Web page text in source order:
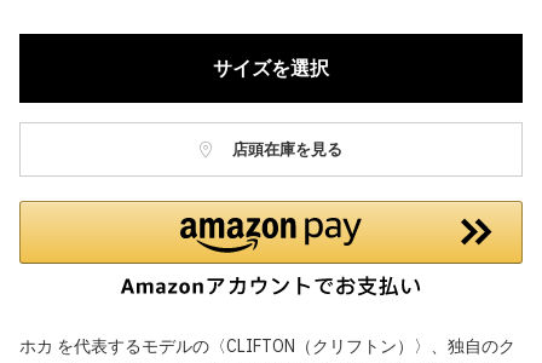
サイズを選択
店頭在庫を見る
ホカ を代表するモデルの〈CLIFTON（クリフトン）〉、独自のク